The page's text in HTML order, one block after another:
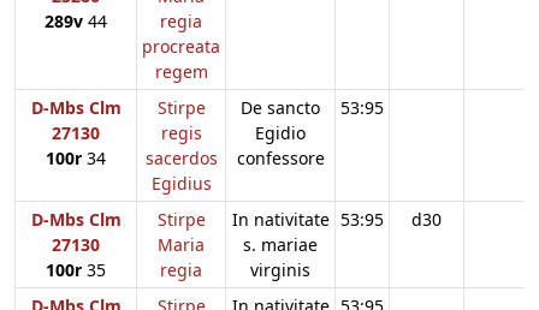
289v 44
regia
procreata
regem
D-Mbs Clm
27130
100r 34
Stirpe
regis
sacerdos
Egidius
De sancto
Egidio
confessore
53:95
D-Mbs Clm
27130
100r 35
Stirpe
Maria
regia
In nativitate
s. mariae
virginis
53:95 d30